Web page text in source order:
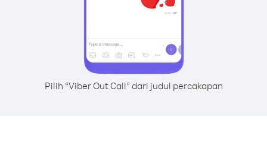
Pilih “Viber Out Call” dari judul percakapan